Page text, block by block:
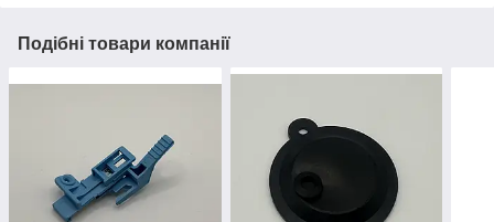
Подібні товари компанії